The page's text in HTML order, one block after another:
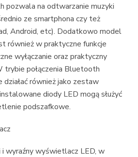
pozwala na odtwarzanie muzyki
ze smartphona czy też
Android, etc). Dodatkowo model
również w praktyczne funkcje
wyłączanie oraz praktyczny
trybie połączenia Bluetooth
działać również jako zestaw
diody LED mogą służyć
podszafkowe.
i wyraźny wyświetlacz LED, w